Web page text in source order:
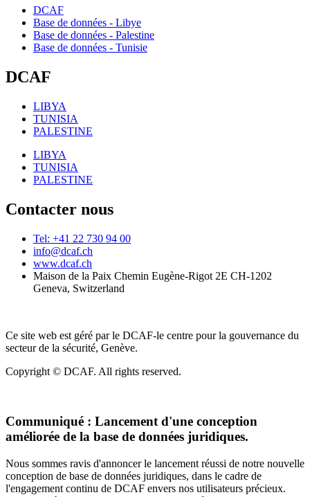
DCAF
Base de données - Libye
Base de données - Palestine
Base de données - Tunisie
DCAF
LIBYA
TUNISIA
PALESTINE
LIBYA
TUNISIA
PALESTINE
Contacter nous
Tel: +41 22 730 94 00
info@dcaf.ch
www.dcaf.ch
Maison de la Paix Chemin Eugène-Rigot 2E CH-1202
Geneva, Switzerland
Ce site web est géré par le DCAF-le centre pour la gouvernance du
secteur de la sécurité, Genève.
Copyright © DCAF. All rights reserved.
Communiqué : Lancement d'une conception
améliorée de la base de données juridiques.
Nous sommes ravis d'annoncer le lancement réussi de notre nouvelle
conception de base de données juridiques, dans le cadre de
l'engagement continu de DCAF envers nos utilisateurs précieux.